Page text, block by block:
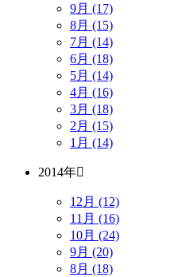
9月 (17)
8月 (15)
7月 (14)
6月 (18)
5月 (14)
4月 (16)
3月 (18)
2月 (15)
1月 (14)
2014年
12月 (12)
11月 (16)
10月 (24)
9月 (20)
8月 (18)